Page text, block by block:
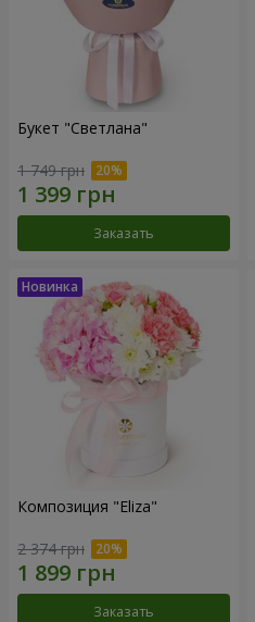
Букет "Светлана"
1 749 грн
Заказать
Композиция "Eliza"
2 374 грн
Заказать